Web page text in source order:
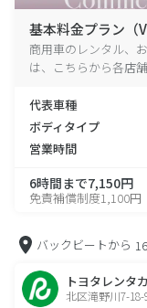
基本料金プラン（
商用車のレンタル、
は、こちらから各店
代表車種
ボディタイプ
営業時間
6時間まで7,150円
免責補償制度1,100円
バックビートから
トヨタレンタ
北区滝野川7-18-